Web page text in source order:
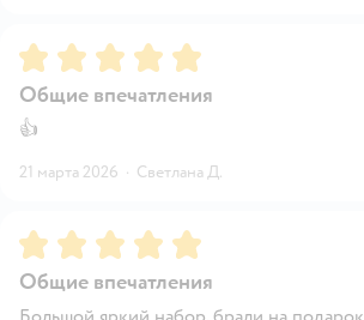
Рейтинг:5
Общие впечатления
👍
21 марта 2026 · Светлана Д.
Рейтинг:5
Общие впечатления